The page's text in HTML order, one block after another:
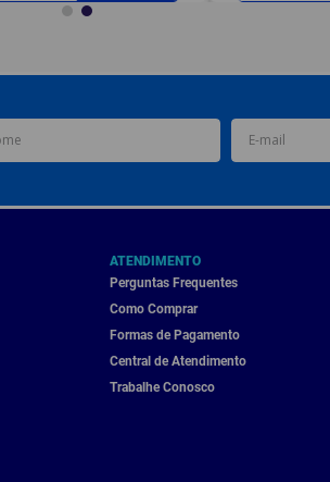
ATENDIMENTO
Perguntas Frequentes
Como Comprar
Formas de Pagamento
Central de Atendimento
Trabalhe Conosco